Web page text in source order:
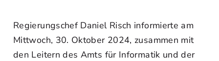
Regierungschef Daniel Risch informierte am
Mittwoch, 30. Oktober 2024, zusammen mit
den Leitern des Amts für Informatik und der